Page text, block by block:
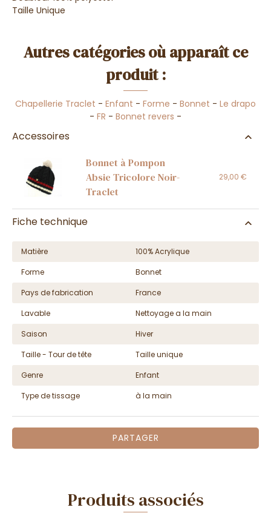
Taille Unique
Autres catégories où apparaît ce
produit :
Chapellerie Traclet - Enfant - Forme - Bonnet - Le drapo
- FR - Bonnet revers -
Accessoires
Bonnet à Pompon
Absie Tricolore Noir-
Traclet
29,00 €
Fiche technique
Matière
100% Acrylique
Forme
Bonnet
Pays de fabrication
France
Lavable
Nettoyage a la main
Saison
Hiver
Taille - Tour de tête
Taille unique
Genre
Enfant
Type de tissage
à la main
PARTAGER
Produits associés